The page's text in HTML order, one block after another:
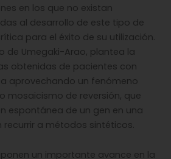
en los que no existan
al desarrollo de este tipo de
para el éxito de su utilización.
de Umegaki-Arao, plantea la
obtenidas de pacientes con
aprovechando un fenómeno
mosaicismo de reversión, que
espontánea de un gen en una
recurrir a métodos sintéticos.
un importante avance en la